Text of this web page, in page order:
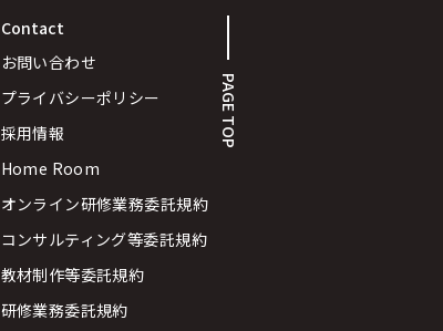
Contact
お問い合わせ
プライバシーポリシー
採用情報
Home Room
オンライン研修業務委託規約
コンサルティング等委託規約
教材制作等委託規約
研修業務委託規約
PAGE TOP